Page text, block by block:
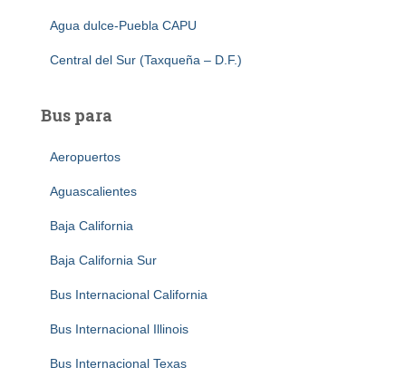
Agua dulce-Puebla CAPU
Central del Sur (Taxqueña – D.F.)
Bus para
Aeropuertos
Aguascalientes
Baja California
Baja California Sur
Bus Internacional California
Bus Internacional Illinois
Bus Internacional Texas